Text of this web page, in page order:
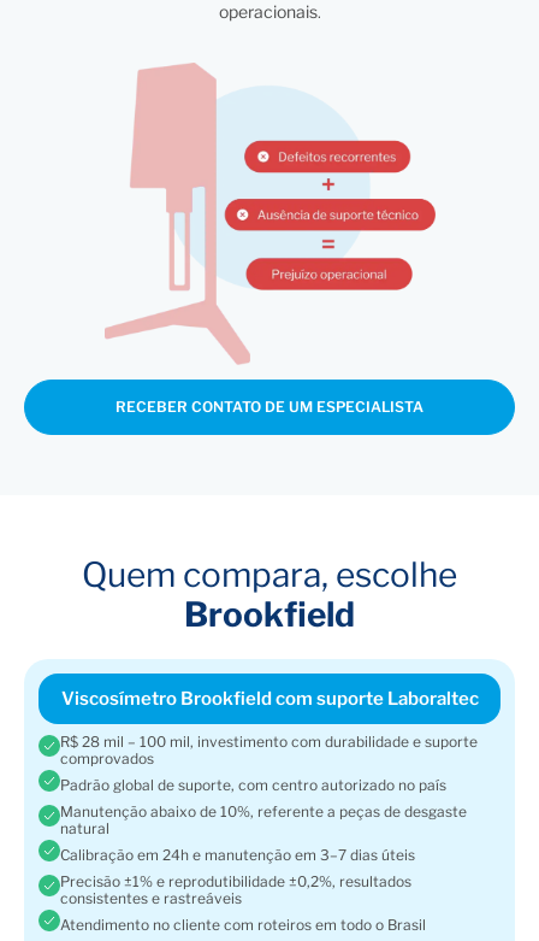
operacionais.
RECEBER CONTATO DE UM ESPECIALISTA
Quem compara, escolhe
Brookfield
Viscosímetro Brookfield com suporte Laboraltec
R$ 28 mil – 100 mil, investimento com durabilidade e suporte
comprovados
Padrão global de suporte, com centro autorizado no país
Manutenção abaixo de 10%, referente a peças de desgaste
natural
Calibração em 24h e manutenção em 3–7 dias úteis
Precisão ±1% e reprodutibilidade ±0,2%, resultados
consistentes e rastreáveis
Atendimento no cliente com roteiros em todo o Brasil